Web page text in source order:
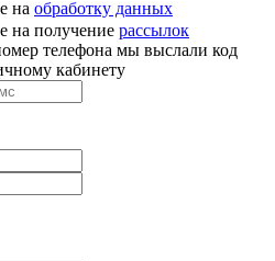
на обработку данных
на получение рассылок
телефона мы выслали код
кабинету